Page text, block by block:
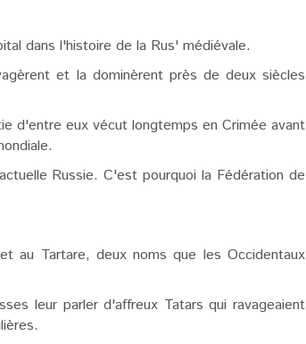
dans l'histoire de la Rus' médiévale.
et la dominèrent près de deux siècles
d'entre eux vécut longtemps en Crimée avant
Russie. C'est pourquoi la Fédération de
au Tartare, deux noms que les Occidentaux
leur parler d'affreux Tatars qui ravageaient